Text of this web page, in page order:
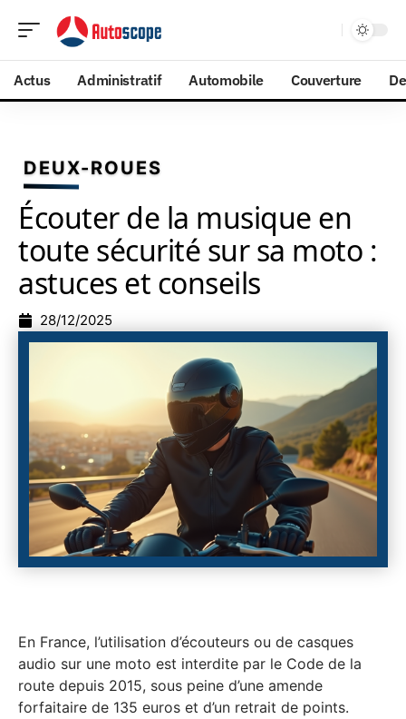
Actus Administratif Automobile Couverture
DEUX-ROUES
Écouter de la musique en
toute sécurité sur sa moto :
astuces et conseils
28/12/2025
En France, l’utilisation d’écouteurs ou de casques
audio sur une moto est interdite par le Code de la
route depuis 2015, sous peine d’une amende
forfaitaire de 135 euros et d’un retrait de points.